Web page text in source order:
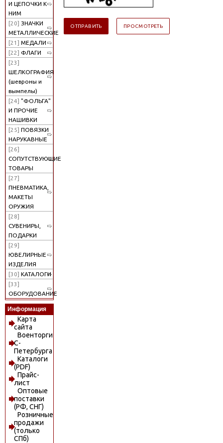
И ЦЕПОЧКИ К
НИМ
[20] ЗНАЧКИ
МЕТАЛЛИЧЕСКИЕ
[21] МЕДАЛИ
[22] ФЛАГИ
[23]
ШЕЛКОГРАФИЯ
(шевроны и
вымпелы)
[24] "ФОЛЬГА"
И ПРОЧИЕ
НАШИВКИ
[25] ПОВЯЗКИ
НАРУКАВНЫЕ
[26]
СОПУТСТВУЮЩИЕ
ТОВАРЫ
[27]
ПНЕВМАТИКА,
МАКЕТЫ
ОРУЖИЯ
[28]
СУВЕНИРЫ,
ПОДАРКИ
[29]
ЮВЕЛИРНЫЕ
ИЗДЕЛИЯ
[30] КАТАЛОГИ
[33]
ОБОРУДОВАНИЕ
Информация
Карта
сайта
Военторги
С-
Петербурга
Каталоги
(PDF)
Прайс-
лист
Оптовые
поставки
(РФ, СНГ)
Розничные
продажи
(только
СПб)